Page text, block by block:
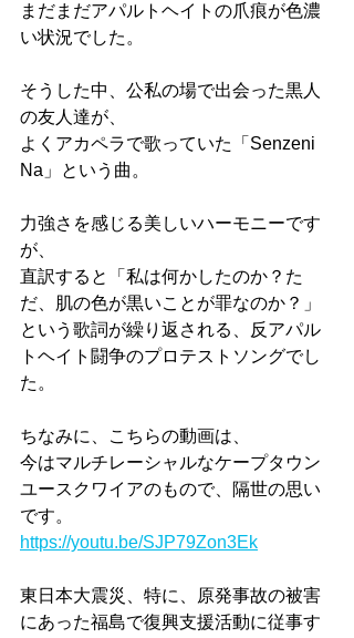
まだまだアパルトヘイトの爪痕が色濃
い状況でした。
そうした中、公私の場で出会った黒人
の友人達が、
よくアカペラで歌っていた「Senzeni
Na」という曲。
力強さを感じる美しいハーモニーです
が、
直訳すると「私は何かしたのか？た
だ、肌の色が黒いことが罪なのか？」
という歌詞が繰り返される、反アパル
トヘイト闘争のプロテストソングでし
た。
ちなみに、こちらの動画は、
今はマルチレーシャルなケープタウン
ユースクワイアのもので、隔世の思い
です。
https://youtu.be/SJP79Zon3Ek
東日本大震災、特に、原発事故の被害
にあった福島で復興支援活動に従事す